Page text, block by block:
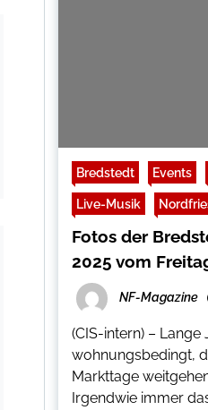
Bredstedt Events
Live-Musik
Fotos der
2025 vom
NF-Magazine
(CIS-intern) –
wohnungsbedingt,
Markttage
Irgendwie immer